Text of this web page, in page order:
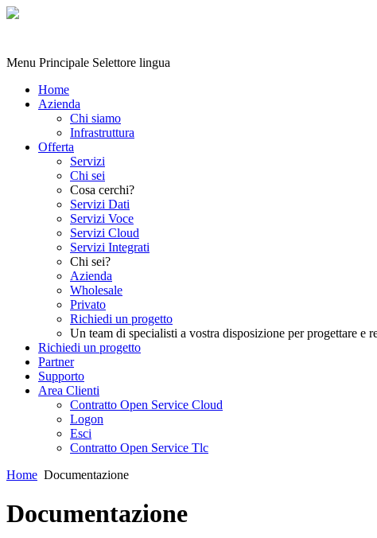
Menu Principale Selettore lingua
Home
Azienda
Chi siamo
Infrastruttura
Offerta
Servizi
Chi sei
Cosa cerchi?
Servizi Dati
Servizi Voce
Servizi Cloud
Servizi Integrati
Chi sei?
Azienda
Wholesale
Privato
Richiedi un progetto
Un team di specialisti a vostra disposizione per progettare e
Richiedi un progetto
Partner
Supporto
Area Clienti
Contratto Open Service Cloud
Logon
Esci
Contratto Open Service Tlc
Home Documentazione
Documentazione